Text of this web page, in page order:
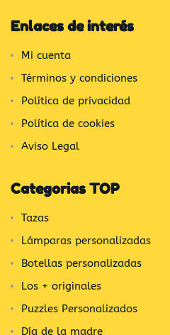
Enlaces de interés
Mi cuenta
Términos y condiciones
Política de privacidad
Política de cookies
Aviso Legal
Categorias TOP
Tazas
Lámparas personalizadas
Botellas personalizadas
Los + originales
Puzzles Personalizados
Día de la madre